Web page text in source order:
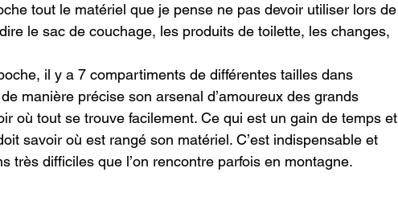
tout le matériel que je pense ne pas devoir utiliser lors de
le sac de couchage, les produits de toilette, les changes,
il y a 7 compartiments de différentes tailles dans
manière précise son arsenal d’amoureux des grands
où tout se trouve facilement. Ce qui est un gain de temps et
savoir où est rangé son matériel. C’est indispensable et
très difficiles que l’on rencontre parfois en montagne.